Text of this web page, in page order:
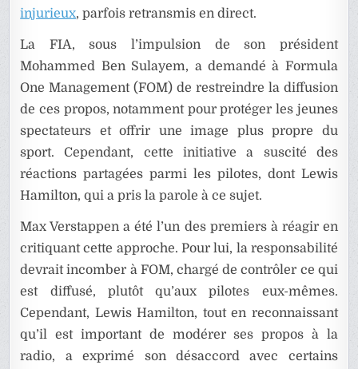
injurieux, parfois retransmis en direct.
La FIA, sous l’impulsion de son président
Mohammed Ben Sulayem, a demandé à Formula
One Management (FOM) de restreindre la diffusion
de ces propos, notamment pour protéger les jeunes
spectateurs et offrir une image plus propre du
sport. Cependant, cette initiative a suscité des
réactions partagées parmi les pilotes, dont Lewis
Hamilton, qui a pris la parole à ce sujet.
Max Verstappen a été l’un des premiers à réagir en
critiquant cette approche. Pour lui, la responsabilité
devrait incomber à FOM, chargé de contrôler ce qui
est diffusé, plutôt qu’aux pilotes eux-mêmes.
Cependant, Lewis Hamilton, tout en reconnaissant
qu’il est important de modérer ses propos à la
radio, a exprimé son désaccord avec certains